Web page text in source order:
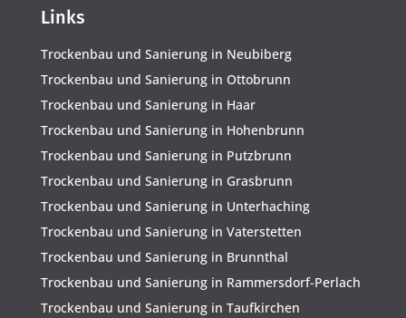
Links
Trockenbau und Sanierung in Neubiberg
Trockenbau und Sanierung in Ottobrunn
Trockenbau und Sanierung in Haar
Trockenbau und Sanierung in Hohenbrunn
Trockenbau und Sanierung in Putzbrunn
Trockenbau und Sanierung in Grasbrunn
Trockenbau und Sanierung in Unterhaching
Trockenbau und Sanierung in Vaterstetten
Trockenbau und Sanierung in Brunnthal
Trockenbau und Sanierung in Rammersdorf-Perlach
Trockenbau und Sanierung in Taufkirchen